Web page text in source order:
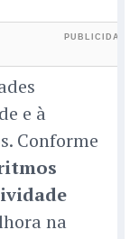
e à
Conforme
na